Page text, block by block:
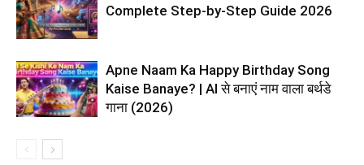
Complete Step-by-Step Guide 2026
Apne Naam Ka Happy Birthday Song
Kaise Banaye? | AI से बनाएं नाम वाला बर्थडे
गाना (2026)